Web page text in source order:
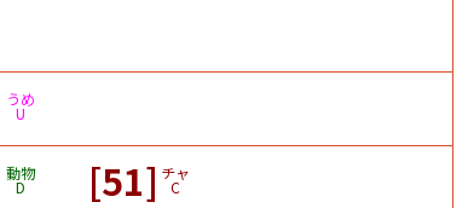
うめ
U
動物
D [51] チャ
C